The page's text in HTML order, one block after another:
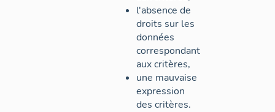
l'absence de
droits sur les
données
correspondant
aux critères,
une mauvaise
expression
des critères.